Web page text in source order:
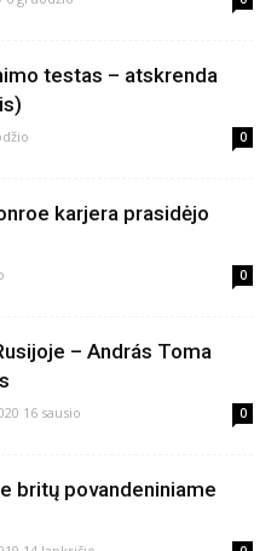
testas – atskrenda
0
karjera prasidėjo
0
– András Toma
16 sausio 0
britų povandeniniame